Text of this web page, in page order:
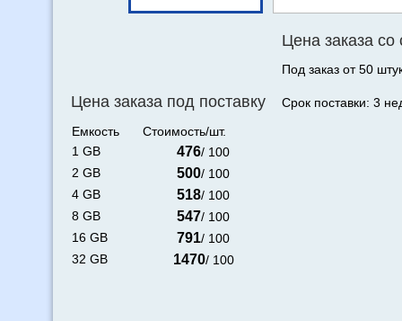
Цена заказа под поставку
Емкость
Стоимость/шт.
1 GB
476/ 100
2 GB
500/ 100
4 GB
518/ 100
8 GB
547/ 100
16 GB
791/ 100
32 GB
1470/ 100
Цена заказа со
Под заказ от 50
Срок поставки: 3